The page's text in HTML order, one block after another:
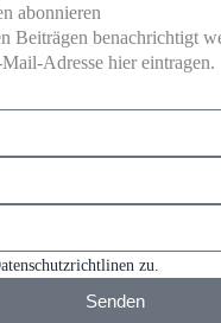
abonnieren
Beiträgen benachrichtigt
Adresse hier eintragen.
zu.
Senden